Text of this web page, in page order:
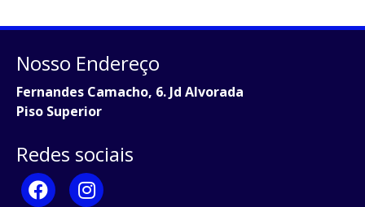
Nosso Endereço
Fernandes Camacho, 6. Jd Alvorada
Piso Superior
Redes sociais